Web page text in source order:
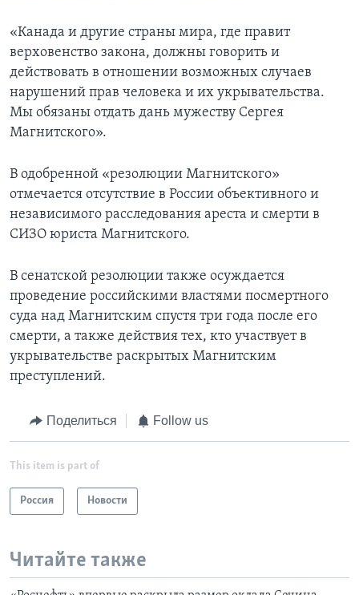
«Канада и другие страны мира, где правит
верховенство закона, должны говорить и
действовать в отношении возможных случаев
нарушений прав человека и их укрывательства.
Мы обязаны отдать дань мужеству Сергея
Магнитского».
В одобренной «резолюции Магнитского»
отмечается отсутствие в России объективного и
независимого расследования ареста и смерти в
СИЗО юриста Магнитского.
В сенатской резолюции также осуждается
проведение российскими властями посмертного
суда над Магнитским спустя три года после его
смерти, а также действия тех, кто участвует в
укрывательстве раскрытых Магнитским
преступлений.
Поделиться Follow us
This item is part of
Россия Новости
Читайте также